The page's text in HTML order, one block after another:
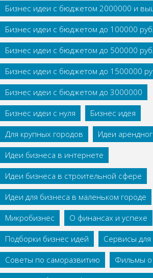
Бизнес идеи с бюджетом 2000000 и
Бизнес идеи с бюджетом до 100000
Бизнес идеи с бюджетом до 500000
Бизнес идеи с бюджетом до 1500000
Бизнес идеи с бюджетом до 3000000
Бизнес идеи с нуля
Бизнес идея
Для крупных городов
Идеи
Идеи бизнеса в интернете
Идеи бизнеса в строительной сфере
Идеи для бизнеса в маленьком городе
Микробизнес
О финансах и успехе
Подборки бизнес идей
Сервисы для
Советы по саморазвитию
Фильмы о